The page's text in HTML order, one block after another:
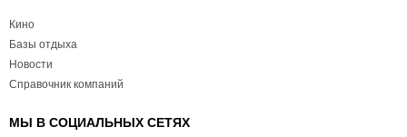
Кино
Базы отдыха
Новости
Справочник компаний
МЫ В СОЦИАЛЬНЫХ СЕТЯХ